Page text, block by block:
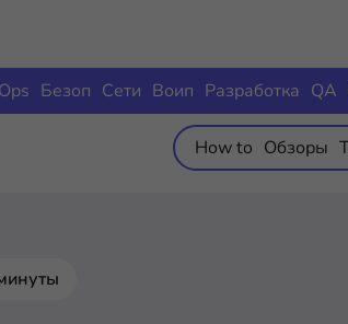
Безоп Сети Воип Разработка QA
How to Обзоры